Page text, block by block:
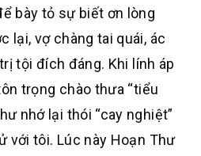
bày tỏ sự biết ơn lòng
lại, vợ chàng tai quái, ác
tội đích đáng. Khi lính áp
trọng chào thưa “tiểu
nhớ lại thói “cay nghiệt”
với tôi. Lúc này Hoạn Thư